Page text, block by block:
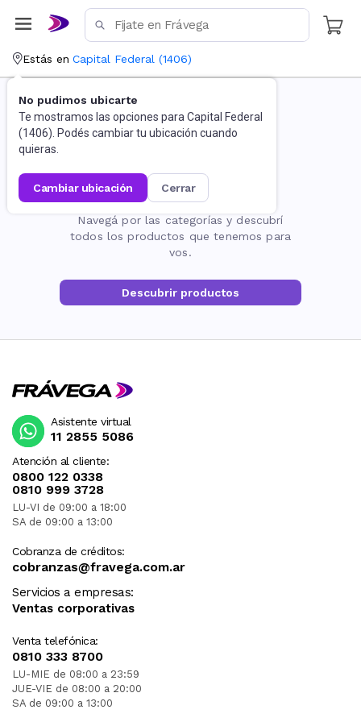
Estás en Capital Federal (1406)
No pudimos ubicarte
Te mostramos las opciones para Capital Federal
(1406). Podés cambiar tu ubicación cuando
quieras.
cambiar ubicación cerrar
La página no existe
Navegá por las categorías y descubrí
todos los productos que tenemos para
vos.
Descubrir productos
Atención al cliente:
0800 122 0338
0810 999 3728
LU-VI de 09:00 a 18:00
SA de 09:00 a 13:00
Cobranza de créditos:
cobranzas@fravega.com.ar
Servicios a empresas:
Ventas corporativas
Venta telefónica:
0810 333 8700
LU-MIE de 08:00 a 23:59
JUE-VIE de 08:00 a 20:00
SA de 09:00 a 13:00
Asistente virtual
11 2855 5086